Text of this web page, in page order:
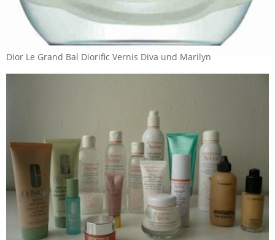
Dior Le Grand Bal Diorific Vernis Diva und Marilyn